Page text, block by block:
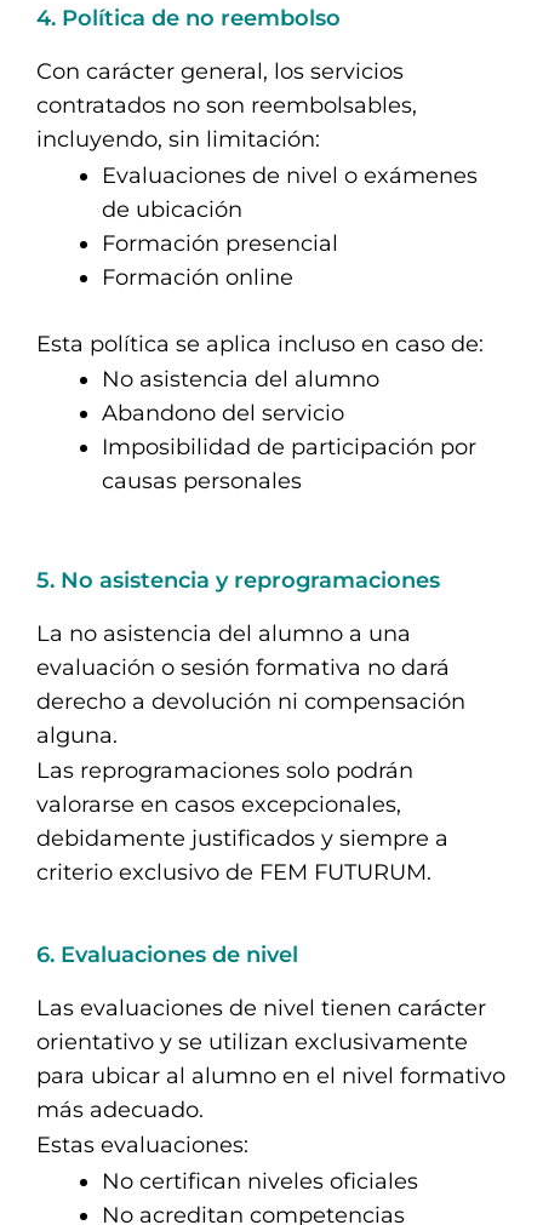
4. Política de no reembolso
Con carácter general, los servicios
contratados no son reembolsables,
incluyendo, sin limitación:
Evaluaciones de nivel o exámenes
de ubicación
Formación presencial
Formación online
Esta política se aplica incluso en caso de:
No asistencia del alumno
Abandono del servicio
Imposibilidad de participación por
causas personales
5. No asistencia y reprogramaciones
La no asistencia del alumno a una
evaluación o sesión formativa no dará
derecho a devolución ni compensación
alguna.
Las reprogramaciones solo podrán
valorarse en casos excepcionales,
debidamente justificados y siempre a
criterio exclusivo de FEM FUTURUM.
6. Evaluaciones de nivel
Las evaluaciones de nivel tienen carácter
orientativo y se utilizan exclusivamente
para ubicar al alumno en el nivel formativo
más adecuado.
Estas evaluaciones:
No certifican niveles oficiales
No acreditan competencias